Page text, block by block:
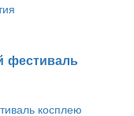
фестиваль